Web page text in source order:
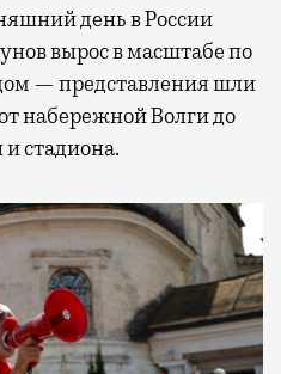
день в России
вырос в масштабе по
— представления шли
набережной Волги до
стадиона.